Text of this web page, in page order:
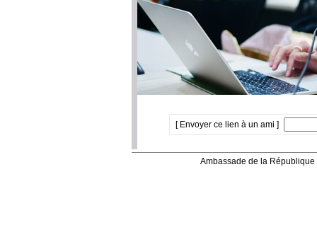
[ Envoyer ce lien à un ami ]
Ambassade de la